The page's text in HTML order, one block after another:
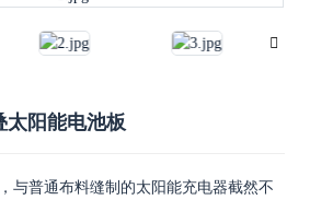
太阳能电池板
与普通布料缝制的太阳能充电器截然不